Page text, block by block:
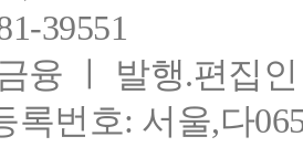
39551
융 ㅣ 발행.편집
록번호: 서울,다